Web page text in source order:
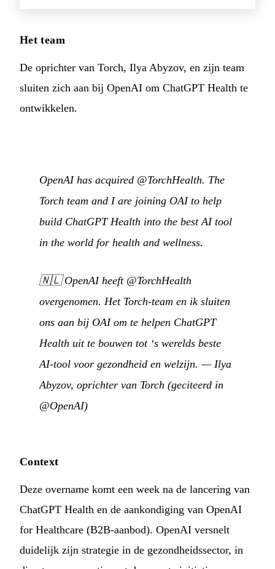
Het team
De oprichter van Torch, Ilya Abyzov, en zijn team
sluiten zich aan bij OpenAI om ChatGPT Health te
ontwikkelen.
OpenAI has acquired @TorchHealth. The
Torch team and I are joining OAI to help
build ChatGPT Health into the best AI tool
in the world for health and wellness.
🇳🇱OpenAI heeft @TorchHealth
overgenomen. Het Torch-team en ik sluiten
ons aan bij OAI om te helpen ChatGPT
Health uit te bouwen tot ‘s werelds beste
AI-tool voor gezondheid en welzijn. — Ilya
Abyzov, oprichter van Torch (geciteerd in
@OpenAI)
Context
Deze overname komt een week na de lancering van
ChatGPT Health en de aankondiging van OpenAI
for Healthcare (B2B-aanbod). OpenAI versnelt
duidelijk zijn strategie in de gezondheidssector, in